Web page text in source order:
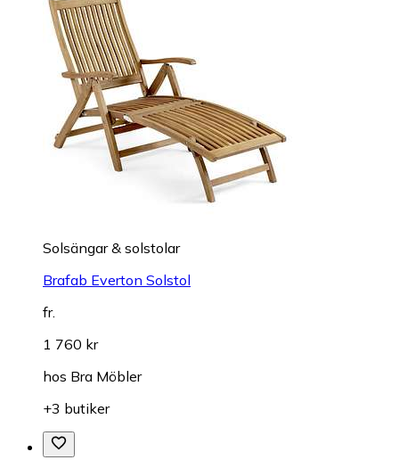
Solsängar & solstolar
Brafab Everton Solstol
fr.
1 760 kr
hos Bra Möbler
+3 butiker